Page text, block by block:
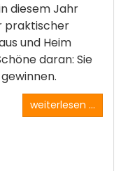
diesem Jahr
praktischer
und Heim
daran: Sie
weiterlesen ...